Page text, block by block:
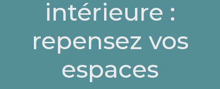
intérieure :
repensez vos
espaces